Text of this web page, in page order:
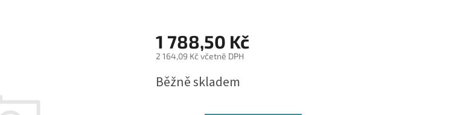
1 788,50 Kč
2 164,09 Kč včetně DPH
cena:
Běžně skladem